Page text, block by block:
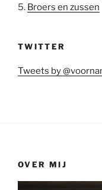
5. Broers en zussen
TWITTER
Tweets by
OVER MIJ